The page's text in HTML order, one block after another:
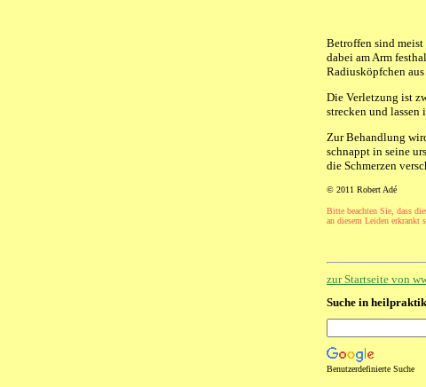
Betroffen sind
dabei am Arm
Radiusköpfchen
Die Verletzung ist
strecken und lassen
Zur Behandlung
schnappt in seine
die Schmerzen
© 2011 Robert Adé
Bitte beachten Sie, dass
an diesem Leiden erkrankt
zur Startseite von
Suche in
Benutzerdefinierte Suche